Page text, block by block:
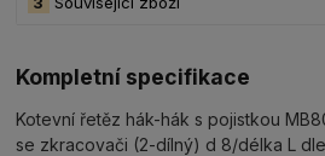
Kompletní specifikace
Kotevní řetěz hák-hák s pojistkou
se zkracovači (2-dílný) d 8/délka L